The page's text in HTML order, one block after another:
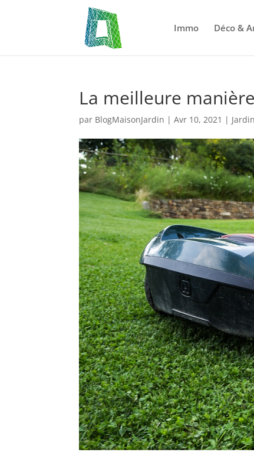
Immo Déco &
La meilleure
par BlogMaisonJardin |Avr 10, 2021 |